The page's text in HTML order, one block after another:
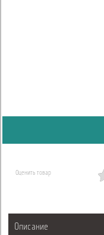
Оценить товар
Описание